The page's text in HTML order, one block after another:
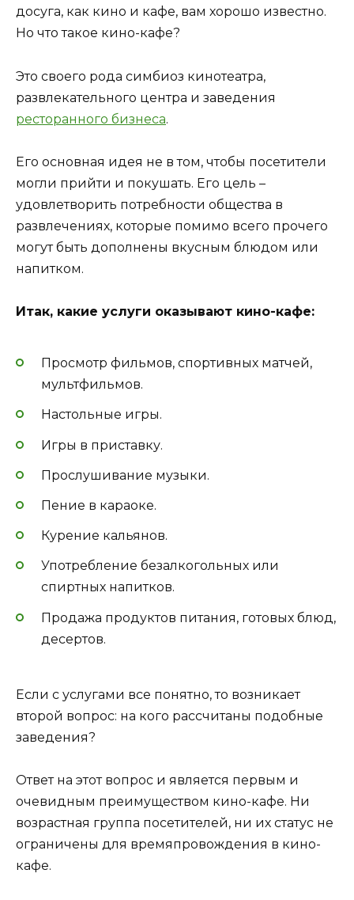
досуга, как кино и кафе, вам хорошо известно.
Но что такое кино-кафе?
Это своего рода симбиоз кинотеатра,
развлекательного центра и заведения
ресторанного бизнеса.
Его основная идея не в том, чтобы посетители
могли прийти и покушать. Его цель –
удовлетворить потребности общества в
развлечениях, которые помимо всего прочего
могут быть дополнены вкусным блюдом или
напитком.
Итак, какие услуги оказывают кино-кафе:
Просмотр фильмов, спортивных матчей,
мультфильмов.
Настольные игры.
Игры в приставку.
Прослушивание музыки.
Пение в караоке.
Курение кальянов.
Употребление безалкогольных или
спиртных напитков.
Продажа продуктов питания, готовых блюд,
десертов.
Если с услугами все понятно, то возникает
второй вопрос: на кого рассчитаны подобные
заведения?
Ответ на этот вопрос и является первым и
очевидным преимуществом кино-кафе. Ни
возрастная группа посетителей, ни их статус не
ограничены для времяпровождения в кино-
кафе.